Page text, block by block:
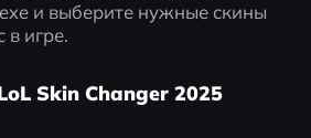
и выберите нужные скины
в игре.
Skin Changer 2025